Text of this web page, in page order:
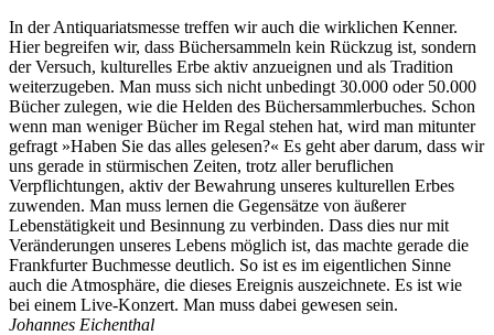
In der Antiquariatsmesse treffen wir auch die wirklichen Kenner.
Hier begreifen wir, dass Büchersammeln kein Rückzug ist, sondern
der Versuch, kulturelles Erbe aktiv anzueignen und als Tradition
weiterzugeben. Man muss sich nicht unbedingt 30.000 oder 50.000
Bücher zulegen, wie die Helden des Büchersammlerbuches. Schon
wenn man weniger Bücher im Regal stehen hat, wird man mitunter
gefragt »Haben Sie das alles gelesen?« Es geht aber darum, dass wir
uns gerade in stürmischen Zeiten, trotz aller beruflichen
Verpflichtungen, aktiv der Bewahrung unseres kulturellen Erbes
zuwenden. Man muss lernen die Gegensätze von äußerer
Lebenstätigkeit und Besinnung zu verbinden. Dass dies nur mit
Veränderungen unseres Lebens möglich ist, das machte gerade die
Frankfurter Buchmesse deutlich. So ist es im eigentlichen Sinne
auch die Atmosphäre, die dieses Ereignis auszeichnete. Es ist wie
bei einem Live-Konzert. Man muss dabei gewesen sein.
Johannes Eichenthal